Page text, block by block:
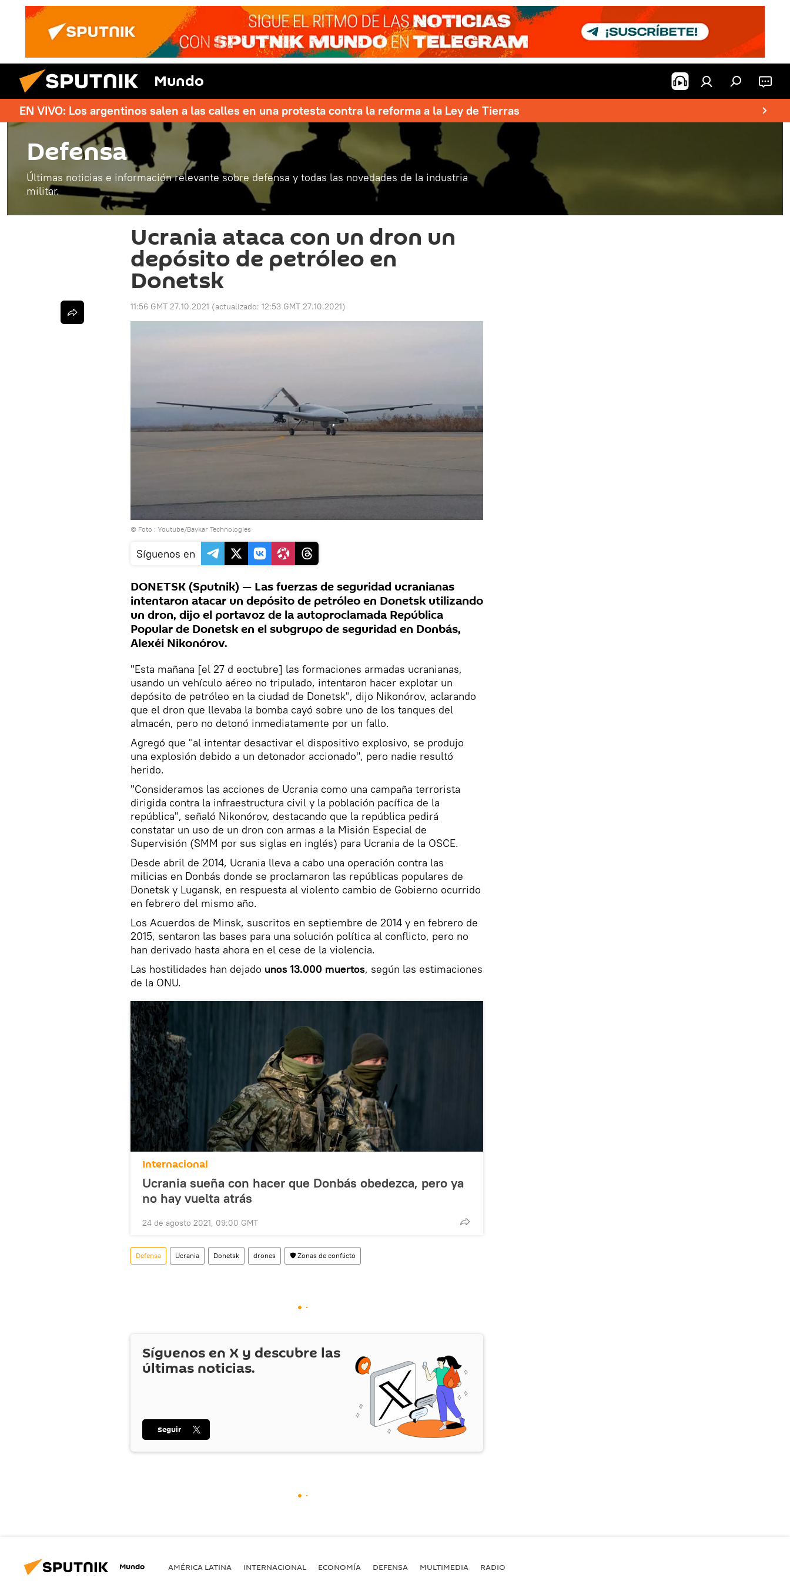
Mundo
EN VIVO: Los argentinos salen a las calles en una protesta contra la reforma a la Ley de Tierras
Defensa
Últimas noticias e información relevante sobre defensa y todas las novedades de la industria
militar.
Ucrania ataca con un dron un
depósito de petróleo en
Donetsk
11:56 GMT 27.10.2021 (actualizado: 12:53 GMT 27.10.2021)
© Foto : Youtube/Baykar Technologies
Síguenos en
DONETSK (Sputnik) — Las fuerzas de seguridad ucranianas
intentaron atacar un depósito de petróleo en Donetsk utilizando
un dron, dijo el portavoz de la autoproclamada República
Popular de Donetsk en el subgrupo de seguridad en Donbás,
Alexéi Nikonórov.
"Esta mañana [el 27 d eoctubre] las formaciones armadas ucranianas,
usando un vehículo aéreo no tripulado, intentaron hacer explotar un
depósito de petróleo en la ciudad de Donetsk", dijo Nikonórov, aclarando
que el dron que llevaba la bomba cayó sobre uno de los tanques del
almacén, pero no detonó inmediatamente por un fallo.
Agregó que "al intentar desactivar el dispositivo explosivo, se produjo
una explosión debido a un detonador accionado", pero nadie resultó
herido.
"Consideramos las acciones de Ucrania como una campaña terrorista
dirigida contra la infraestructura civil y la población pacífica de la
república", señaló Nikonórov, destacando que la república pedirá
constatar un uso de un dron con armas a la Misión Especial de
Supervisión (SMM por sus siglas en inglés) para Ucrania de la OSCE.
Desde abril de 2014, Ucrania lleva a cabo una operación contra las
milicias en Donbás donde se proclamaron las repúblicas populares de
Donetsk y Lugansk, en respuesta al violento cambio de Gobierno ocurrido
en febrero del mismo año.
Los Acuerdos de Minsk, suscritos en septiembre de 2014 y en febrero de
2015, sentaron las bases para una solución política al conflicto, pero no
han derivado hasta ahora en el cese de la violencia.
Las hostilidades han dejado unos 13.000 muertos, según las estimaciones
de la ONU.
Internacional
Ucrania sueña con hacer que Donbás obedezca, pero ya
no hay vuelta atrás
24 de agosto 2021, 09:00 GMT
Defensa Ucrania Donetsk drones 🛡️ Zonas de conflicto
Síguenos en X y descubre las
últimas noticias.
Seguir
Mundo AMÉRICA LATINA INTERNACIONAL ECONOMÍA DEFENSA MULTIMEDIA RADIO